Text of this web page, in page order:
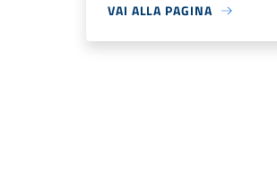
VAI ALLA PAGINA